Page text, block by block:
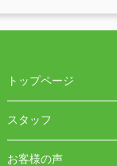
トップページ
スタッフ
お客様の声